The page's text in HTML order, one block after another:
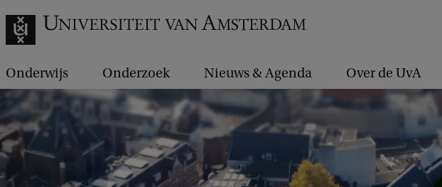
Onderwijs Onderzoek Nieuws & Agenda Over de UvA